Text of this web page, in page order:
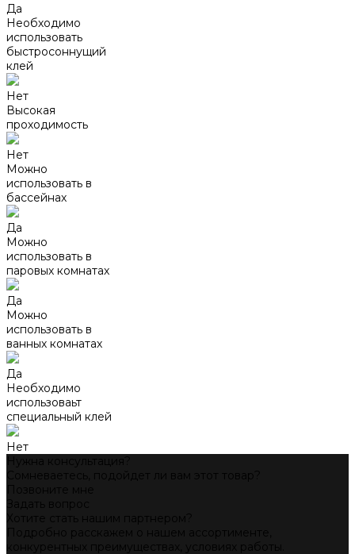
Да
Необходимо
использовать
быстросоннущий
клей
Нет
Высокая
проходимость
Нет
Можно
использовать в
бассейнах
Да
Можно
использовать в
паровых комнатах
Да
Можно
использовать в
ванных комнатах
Да
Необходимо
использоваьт
специальный клей
Нет